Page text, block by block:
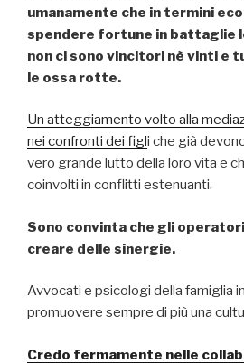
umanamente che in termini
spendere fortune in battaglie
non ci sono vincitori nè vinti e
le ossa rotte.
Un atteggiamento volto alla
nei confronti dei figli che già
vero grande lutto della loro vita e
coinvolti in conflitti estenuanti.
Sono convinta che gli
creare delle sinergie.
Avvocati e psicologi della famiglia
promuovere sempre di più una
Credo fermamente nelle